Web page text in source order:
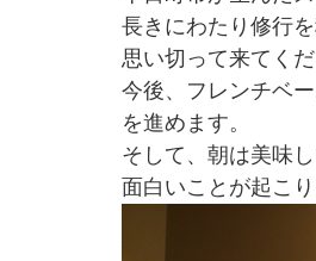
長きにわたり修行
思い切って来てく
今後、フレンチベ
を進めます。
そして、朝は美味
面白いことが起こ